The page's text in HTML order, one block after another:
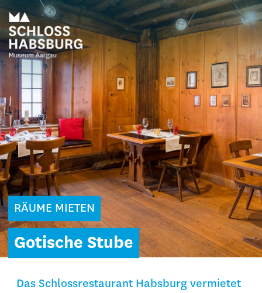
RÄUME MIETEN
Gotische Stube
Das Schlossrestaurant Habsburg vermietet